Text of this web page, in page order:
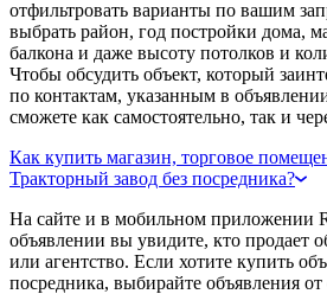
отфильтровать варианты по вашим
выбрать район, год постройки дома,
балкона и даже высоту потолков и
Чтобы обсудить объект, который
по контактам, указанным в
сможете как самостоятельно, так и
Как купить магазин, торговое
Тракторный завод без посредника?
На сайте и в мобильном приложении
объявлении вы увидите, кто продает
или агентство. Если хотите купить
посредника, выбирайте объявления от